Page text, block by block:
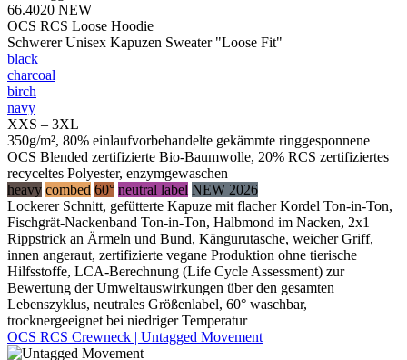
66.4020 NEW
OCS RCS Loose Hoodie
Schwerer Unisex Kapuzen Sweater "Loose Fit"
black
charcoal
birch
navy
XXS – 3XL
350g/m², 80% einlaufvorbehandelte gekämmte ringgesponnene
OCS Blended zertifizierte Bio-Baumwolle, 20% RCS zertifiziertes
recyceltes Polyester, enzymgewaschen
heavy combed 60° neutral label NEW 2026
Lockerer Schnitt, gefütterte Kapuze mit flacher Kordel Ton-in-Ton,
Fischgrät-Nackenband Ton-in-Ton, Halbmond im Nacken, 2x1
Rippstrick an Ärmeln und Bund, Kängurutasche, weicher Griff,
innen angeraut, zertifizierte vegane Produktion ohne tierische
Hilfsstoffe, LCA-Berechnung (Life Cycle Assessment) zur
Bewertung der Umweltauswirkungen über den gesamten
Lebenszyklus, neutrales Größenlabel, 60° waschbar,
trocknergeeignet bei niedriger Temperatur
OCS RCS Crewneck | Untagged Movement